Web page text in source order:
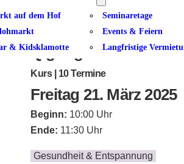
auf dem Hof
& Kidsklamotte
Seminaretage
Events & Feiern
Langfristige
Qigong für Frauen
Kurs | 10 Termine
Freitag 21. März 2025
Beginn: 10:00 Uhr
Ende: 11:30 Uhr
Gesundheit & Entspannung